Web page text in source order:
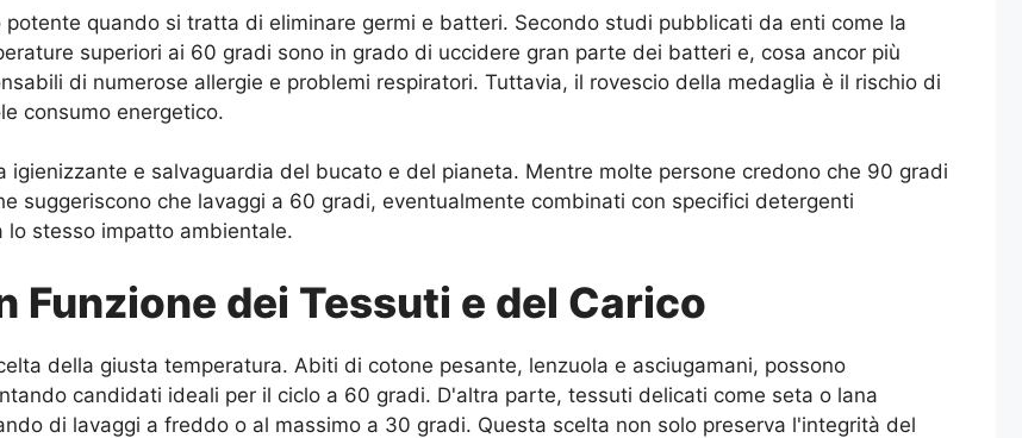
quando si tratta di eliminare germi e batteri. Secondo studi pubblicati da enti come la
superiori ai 60 gradi sono in grado di uccidere gran parte dei batteri e, cosa ancor più
di numerose allergie e problemi respiratori. Tuttavia, il rovescio della medaglia è il rischio di
consumo energetico.
e salvaguardia del bucato e del pianeta. Mentre molte persone credono che 90 gradi
suggeriscono che lavaggi a 60 gradi, eventualmente combinati con specifici detergenti
stesso impatto ambientale.
Funzione dei Tessuti e del Carico
della giusta temperatura. Abiti di cotone pesante, lenzuola e asciugamani, possono
candidati ideali per il ciclo a 60 gradi. D'altra parte, tessuti delicati come seta o lana
di lavaggi a freddo o al massimo a 30 gradi. Questa scelta non solo preserva l'integrità del